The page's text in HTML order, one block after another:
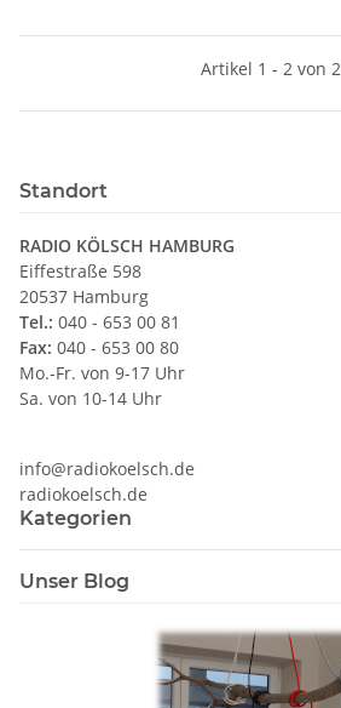
Artikel 1 - 2 von 2
Standort
RADIO KÖLSCH HAMBURG
Eiffestraße 598
20537 Hamburg
Tel.: 040 - 653 00 81
Fax: 040 - 653 00 80
Mo.-Fr. von 9-17 Uhr
Sa. von 10-14 Uhr
info@radiokoelsch.de
radiokoelsch.de
Kategorien
Unser Blog